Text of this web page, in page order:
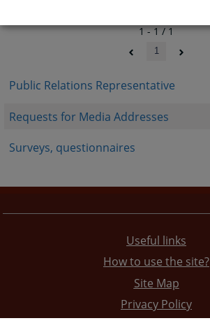
Public Relations Representative
Requests for Media Addresses
Surveys, questionnaires
1 - 1 / 1
1
Useful links
How to use the site?
Site Map
Privacy Policy